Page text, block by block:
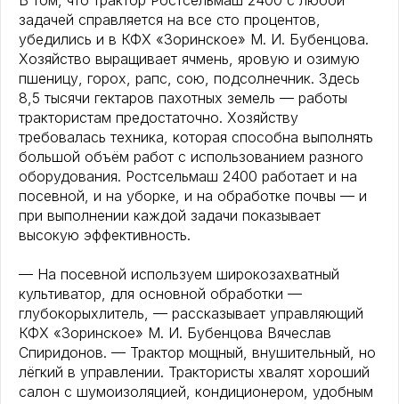
задачей справляется на все сто процентов,
убедились и в КФХ «Зоринское» М. И. Бубенцова.
Хозяйство выращивает ячмень, яровую и озимую
пшеницу, горох, рапс, сою, подсолнечник. Здесь
8,5 тысячи гектаров пахотных земель — работы
трактористам предостаточно. Хозяйству
требовалась техника, которая способна выполнять
большой объём работ с использованием разного
оборудования. Ростсельмаш 2400 работает и на
посевной, и на уборке, и на обработке почвы — и
при выполнении каждой задачи показывает
высокую эффективность.
— На посевной используем широкозахватный
культиватор, для основной обработки —
глубокорыхлитель, — рассказывает управляющий
КФХ «Зоринское» М. И. Бубенцова Вячеслав
Спиридонов. — Трактор мощный, внушительный, но
лёгкий в управлении. Трактористы хвалят хороший
салон с шумоизоляцией, кондиционером, удобным